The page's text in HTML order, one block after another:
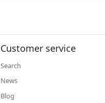
Customer service
Search
News
Blog